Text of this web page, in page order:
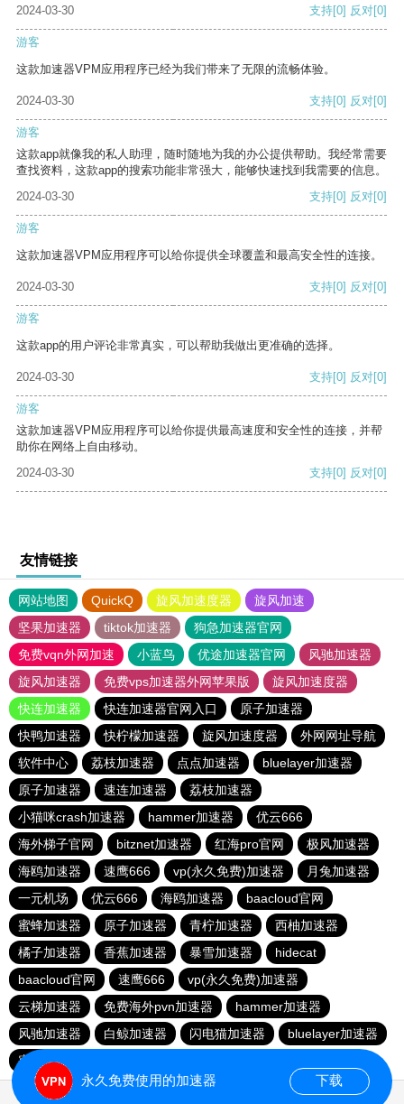
2024-03-30 支持[0] 反对[0]
游客
这款加速器VPM应用程序已经为我们带来了无限的流畅体验。
2024-03-30 支持[0] 反对[0]
游客
这款app就像我的私人助理，随时随地为我的办公提供帮助。我经常需要
查找资料，这款app的搜索功能非常强大，能够快速找到我需要的信息。
2024-03-30
支持[0] 反对[0]
游客
这款加速器VPM应用程序可以给你提供全球覆盖和最高安全性的连接。
2024-03-30 支持[0] 反对[0]
游客
这款app的用户评论非常真实，可以帮助我做出更准确的选择。
2024-03-30 支持[0] 反对[0]
游客
这款加速器VPM应用程序可以给你提供最高速度和安全性的连接，并帮
助你在网络上自由移动。
2024-03-30
支持[0] 反对[0]
友情链接
网站地图 QuickQ 旋风加速度器
旋风加速
坚果加速器
tiktok加速器
狗急加速器官网
免费vqn外网加速
小蓝鸟 优途加速器官网
风驰加速器
旋风加速器
免费vps加速器外网苹果版
旋风加速度器
快连加速器
快连加速器官网入口
原子加速器
快鸭加速器
快柠檬加速器 旋风加速度器
外网网址导航
软件中心
荔枝加速器 点点加速器
bluelayer加速器
原子加速器
速连加速器
荔枝加速器
小猫咪crash加速器
hammer加速器
优云666
海外梯子官网
bitznet加速器 红海pro官网
极风加速器
海鸥加速器
速鹰666 vp(永久免费)加速器
月兔加速器
一元机场
优云666 海鸥加速器
baacloud官网
蜜蜂加速器
原子加速器 青柠加速器
西柚加速器
橘子加速器
香蕉加速器 暴雪加速器
hidecat
baacloud官网
速鹰666
vp(永久免费)加速器
云梯加速器
免费海外pvn加速器
hammer加速器
风驰加速器
白鲸加速器 闪电猫加速器
bluelayer加速器
蜜蜂加速器
永久免费使用的加速器 下载